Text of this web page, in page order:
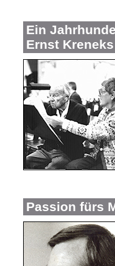
Ein
Ernst
Passion fürs